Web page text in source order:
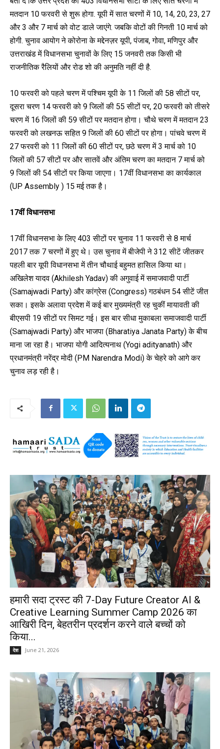
मतदान 10 फरवरी से शुरू होगा. यूपी में सात चरणों में 10, 14, 20, 23, 27
और 3 और 7 मार्च को वोट डाले जाएंगे. जबकि वोटों की गिनती 10 मार्च को
होगी. चुनाव आयोग ने कोरोना के मद्देनज़र यूपी, पंजाब, गोवा, मणिपुर और
उत्तराखंड में विधानसभा चुनावों के लिए 15 जनवरी तक किसी भी
राजनीतिक रैलियों और रोड शो की अनुमति नहीं दी है.
10 फरवरी को पहले चरण में पश्चिम यूपी के 11 जिलों की 58 सीटों पर,
दूसरा चरण 14 फरवरी को 9 जिलों की 55 सीटों पर, 20 फरवरी को तीसरे
चरण में 16 जिलों की 59 सीटों पर मतदान होगा। चौथे चरण में मतदान 23
फरवरी को लखनऊ सहित 9 जिलों की 60 सीटों पर होगा। पांचवे चरण में
27 फरवरी को 11 जिलों की 60 सीटों पर, छठे चरण में 3 मार्च को 10
जिलों की 57 सीटों पर और सातवें और अंतिम चरण का मतदान 7 मार्च को
9 जिलों की 54 सीटों पर किया जाएगा। 17वीं विधानसभा का कार्यकाल
(UP Assembly ) 15 मई तक है।
17वीं विधानसभा
17वीं विधानसभा के लिए 403 सीटों पर चुनाव 11 फरवरी से 8 मार्च
2017 तक 7 चरणों में हुए थे। उस चुनाव में बीजेपी ने 312 सीटें जीतकर
पहली बार यूपी विधानसभा में तीन चौथाई बहुमत हासिल किया था।
अखिलेश यादव (Akhilesh Yadav) की अगुवाई में समाजवादी पार्टी
(Samajwadi Party) और कांग्रेस (Congress) गठबंधन 54 सीटें जीत
सका। इसके अलावा प्रदेश में कई बार मुख्यमंत्री रह चुकीं मायावती की
बीएसपी 19 सीटों पर सिमट गई। इस बार सीधा मुकाबला समाजवादी पार्टी
(Samajwadi Party) और भाजपा (Bharatiya Janata Party) के बीच
माना जा रहा है। भाजपा योगी आदित्यनाथ (Yogi adityanath) और
प्रधानमंत्री नरेंद्र मोदी (PM Narendra Modi) के चेहरे को आगे कर
चुनाव लड़ रही है।
हमारी सदा ट्रस्ट की 7-Day Future Creator AI &
Creative Learning Summer Camp 2026 का
आखिरी दिन, बेहतरीन प्रदर्शन करने वाले बच्चों को
किया...
देश June 21, 2026